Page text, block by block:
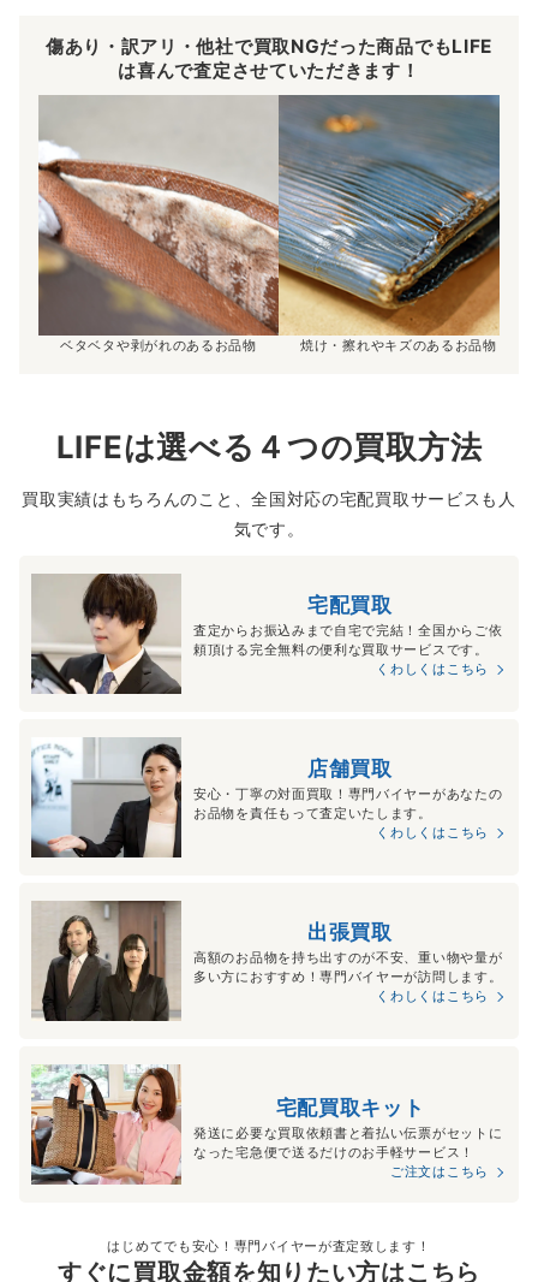
傷あり・訳アリ・他社で買取NGだった商品でもLIFE
は喜んで査定させていただきます！
ベタベタや剥がれのあるお品物 焼け・擦れやキズのあるお品物
LIFEは選べる４つの買取方法
買取実績はもちろんのこと、全国対応の宅配買取サービスも人
気です。
宅配買取
査定からお振込みまで自宅で完結！全国からご依
頼頂ける完全無料の便利な買取サービスです。
くわしくはこちら
店舗買取
安心・丁寧の対面買取！専門バイヤーがあなたの
お品物を責任もって査定いたします。
くわしくはこちら
出張買取
高額のお品物を持ち出すのが不安、重い物や量が
多い方におすすめ！専門バイヤーが訪問します。
くわしくはこちら
宅配買取キット
発送に必要な買取依頼書と着払い伝票がセットに
なった宅急便で送るだけのお手軽サービス！
ご注文はこちら
はじめてでも安心！専門バイヤーが査定致します！
すぐに買取金額を知りたい方はこちら